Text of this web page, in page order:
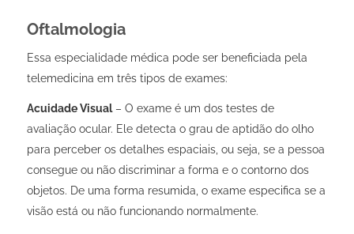
Oftalmologia
Essa especialidade médica pode ser beneficiada pela
telemedicina em três tipos de exames:
Acuidade Visual– O exame é um dos testes de
avaliação ocular. Ele detecta o grau de aptidão do olho
para perceber os detalhes espaciais, ou seja, se a pessoa
consegue ou não discriminar a forma e o contorno dos
objetos. De uma forma resumida, o exame especifica se a
visão está ou não funcionando normalmente.